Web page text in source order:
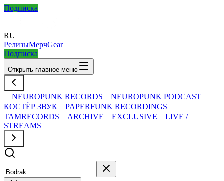
Подписка
RU
РелизыМерчGear
Подписка
Открыть главное меню
NEUROPUNK RECORDS
NEUROPUNK PODCAST
КОСТЁР ЗВУК
PAPERFUNK RECORDINGS
TAMRECORDS
ARCHIVE EXCLUSIVE
LIVE /
STREAMS